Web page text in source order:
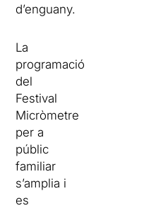
d’enguany.
La
programació
del
Festival
Micròmetre
per a
públic
familiar
s’amplia i
es